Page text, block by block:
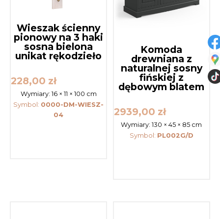
Wieszak ścienny
pionowy na 3 haki
sosna bielona
unikat rękodzieło
228,00 zł
Wymiary: 16 × 11 × 100 cm
Symbol: 0000-DM-WIESZ-
04
Komoda
drewniana z
naturalnej sosny
fińskiej z
dębowym blatem
2939,00 zł
Wymiary:130 × 45 × 85 cm
Symbol: PL002G/D